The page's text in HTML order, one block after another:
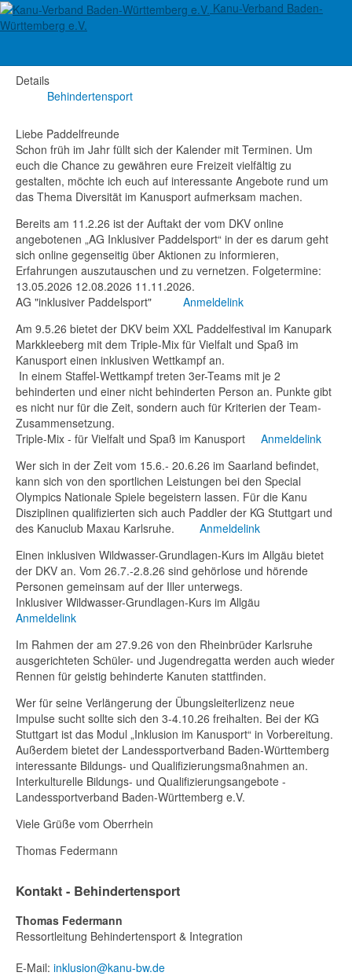
Kanu-Verband Baden-
Württemberg e.V.
Angebote zu Diversität
Details
Behindertensport
Liebe Paddelfreunde
Schon früh im Jahr füllt sich der Kalender mit Terminen. Um
euch die Chance zu gewähren eure Freizeit vielfältig zu
gestalten, möchte ich euch auf interessante Angebote rund um
das Thema Diversität im Kanusport aufmerksam machen.
Bereits am 11.2.26 ist der Auftakt der vom DKV online
angebotenen „AG Inklusiver Paddelsport“ in der es darum geht
sich online gegenseitig über Aktionen zu informieren,
Erfahrungen auszutauschen und zu vernetzen. Folgetermine:
13.05.2026 12.08.2026 11.11.2026.
AG "inklusiver Paddelsport"
Anmeldelink
Am 9.5.26 bietet der DKV beim XXL Paddelfestival im Kanupark
Markkleeberg mit dem Triple-Mix für Vielfalt und Spaß im
Kanusport einen inklusiven Wettkampf an.
In einem Staffel-Wettkampf treten 3er-Teams mit je 2
behinderten und einer nicht behinderten Person an. Punkte gibt
es nicht nur für die Zeit, sondern auch für Kriterien der Team-
Zusammensetzung.
Triple-Mix - für Vielfalt und Spaß im Kanusport Anmeldelink
Wer sich in der Zeit vom 15.6.- 20.6.26 im Saarland befindet,
kann sich von den sportlichen Leistungen bei den Special
Olympics Nationale Spiele begeistern lassen. Für die Kanu
Disziplinen qualifizierten sich auch Paddler der KG Stuttgart und
des Kanuclub Maxau Karlsruhe. Anmeldelink
Einen inklusiven Wildwasser-Grundlagen-Kurs im Allgäu bietet
der DKV an. Vom 26.7.-2.8.26 sind gehörlose und hörende
Personen gemeinsam auf der Iller unterwegs.
Inklusiver Wildwasser-Grundlagen-Kurs im Allgäu
Anmeldelink
Im Rahmen der am 27.9.26 von den Rheinbrüder Karlsruhe
ausgerichteten Schüler- und Jugendregatta werden auch wieder
Rennen für geistig behinderte Kanuten stattfinden.
Wer für seine Verlängerung der Übungsleiterlizenz neue
Impulse sucht sollte sich den 3-4.10.26 freihalten. Bei der KG
Stuttgart ist das Modul „Inklusion im Kanusport“ in Vorbereitung.
Außerdem bietet der Landessportverband Baden-Württemberg
interessante Bildungs- und Qualifizierungsmaßnahmen an.
Interkulturelle Bildungs- und Qualifizierungsangebote -
Landessportverband Baden-Württemberg e.V.
Viele Grüße vom Oberrhein
Thomas Federmann
Kontakt - Behindertensport
Thomas Federmann
Ressortleitung Behindertensport & Integration
E-Mail: inklusion@kanu-bw.de